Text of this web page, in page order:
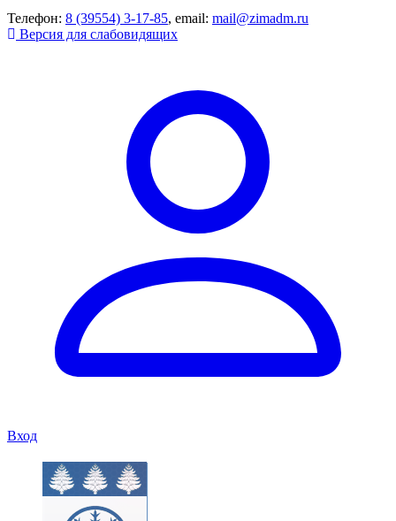
Телефон: 8 (39554) 3-17-85, email: mail@zimadm.ru
Версия для слабовидящих
Вход